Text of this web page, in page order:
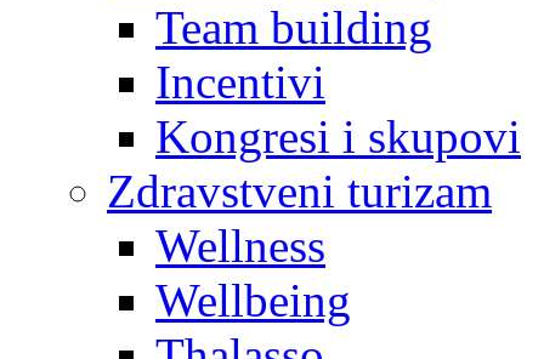
Team building
Incentivi
Kongresi i skupovi
Zdravstveni turizam
Wellness
Wellbeing